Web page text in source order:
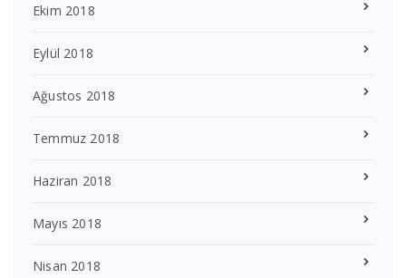
Ekim 2018
Eylül 2018
Ağustos 2018
Temmuz 2018
Haziran 2018
Mayıs 2018
Nisan 2018